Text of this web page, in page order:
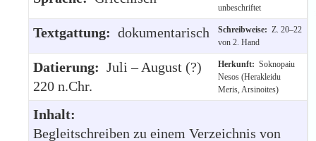
unbeschriftet
Textgattung: dokumentarisch Schreibweise: Z. 20–22
von 2. Hand
Datierung: Juli – August (?)
220 n.Chr.
Herkunft: Soknopaiu
Nesos (Herakleidu
Meris, Arsinoites)
Inhalt:
Begleitschreiben zu einem Verzeichnis von